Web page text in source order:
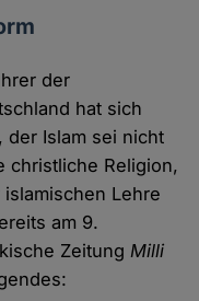
der
hat sich
der Islam sei nicht
christliche Religion,
Lehre
am 9.
ZeitungMilli